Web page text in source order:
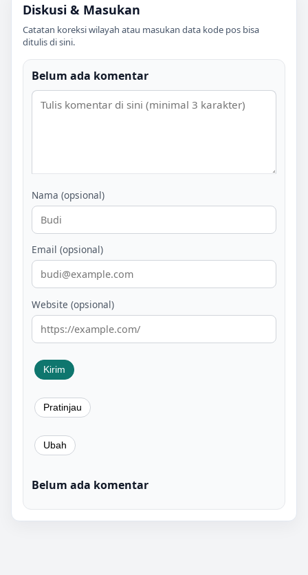
Diskusi & Masukan
Catatan koreksi wilayah atau masukan data kode pos bisa
ditulis di sini.
Belum ada komentar
Nama (opsional)
Email (opsional)
Website (opsional)
Belum ada komentar